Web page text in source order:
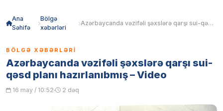
Ana
Səhifə
Bölgə
xəbərləri
Azərbaycanda vəzifəli şəxslərə qarşı sui-qəsd planı hazırlanıbmış – Video
BÖLGƏ XƏBƏRLƏRI
Azərbaycanda vəzifəli şəxslərə qarşı sui-
qəsd planı hazırlanıbmış – Video
16 may / 10:52 2 dəq